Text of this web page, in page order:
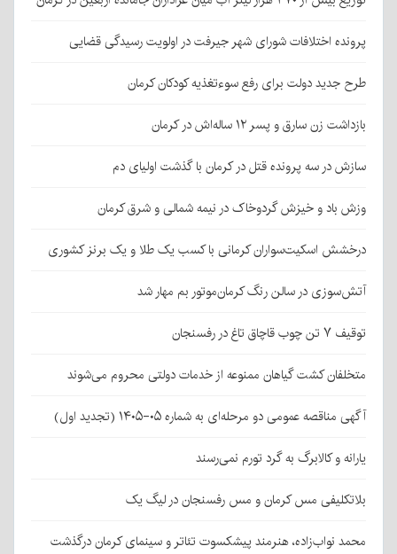
پرونده اختلافات شورای شهر جیرفت در اولویت رسیدگی قضایی
طرح جدید دولت برای رفع سوءتغذیه کودکان کرمان
بازداشت زن سارق و پسر ۱۲ ساله‌اش در کرمان
سازش در سه پرونده قتل در کرمان با گذشت اولیای دم
وزش باد و خیزش گردوخاک در نیمه شمالی و شرق کرمان
درخشش اسکیت‌سواران کرمانی با کسب یک طلا و یک برنز کشوری
آتش‌سوزی در سالن رنگ کرمان‌موتور بم مهار شد
توقیف ۷ تن چوب قاچاق تاغ در رفسنجان
متخلفان کشت گیاهان ممنوعه از خدمات دولتی محروم می‌شوند
آگهی مناقصه عمومی دو مرحله‌ای به شماره ۰۵-۱۴۰۵ (تجدید اول)
یارانه و کالابرگ به گرد تورم نمی‌رسند
بلاتکلیفی مس کرمان و مس رفسنجان در لیگ یک
محمد نواب‌زاده، هنرمند پیشکسوت تئاتر و سینمای کرمان درگذشت